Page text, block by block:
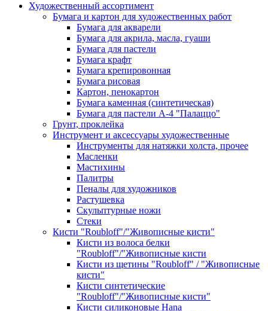
Художественный ассортимент
Бумага и картон для художественных работ
Бумага для акварели
Бумага для акрила, масла, гуаши
Бумага для пастели
Бумага крафт
Бумага крепировонная
Бумага рисовая
Картон, пенокартон
Бумага каменная (синтетическая)
Бумага для пастели А-4 "Палаццо"
Грунт, проклейка
Инструмент и аксессуары художественные
Инструменты для натяжки холста, прочее
Масленки
Мастихины
Палитры
Пеналы для художников
Растушевка
Скульптурные ножи
Стеки
Кисти "Roubloff"/"Живописные кисти"
Кисти из волоса белки
"Roubloff"/"Живописные кисти
Кисти из щетины "Roubloff" / "Живописные
кисти"
Кисти синтетические
"Roubloff"/"Живописные кисти"
Кисти силиконовые Hana